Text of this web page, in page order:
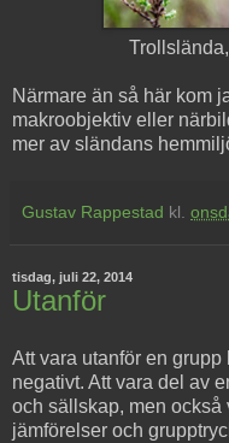
Närmare än så här kom
makroobjektiv eller
mer av sländans
Gustav Rappestad kl.
tisdag, juli 22, 2014
Utanför
Att vara utanför en
negativt. Att vara del av
och sällskap, men
jämförelser och